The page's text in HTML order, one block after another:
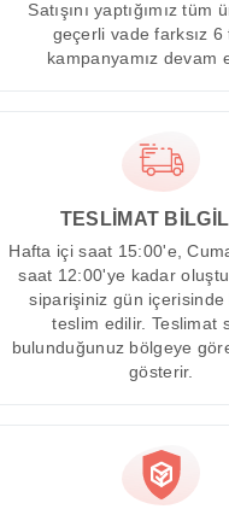
Satışını yaptığımız tüm
geçerli vade farksız 6
kampanyamız devam
TESLİMAT
Hafta içi saat 15:00'e,
saat 12:00'ye kadar
siparişiniz gün içerisinde
teslim edilir. Teslimat
bulunduğunuz bölgeye
gösterir.